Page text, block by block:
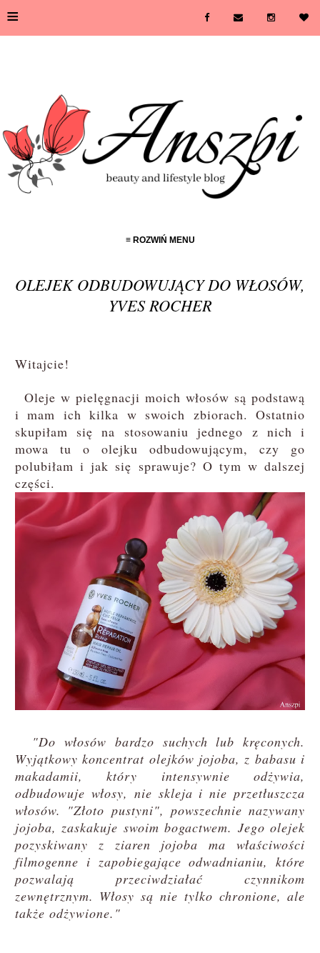
≡
≡ ROZWIŃ MENU
OLEJEK ODBUDOWUJĄCY DO WŁOSÓW,
YVES ROCHER
Witajcie!
Oleje w pielęgnacji moich włosów są podstawą
i mam ich kilka w swoich zbiorach. Ostatnio
skupiłam się na stosowaniu jednego z nich i
mowa tu o olejku odbudowującym, czy go
polubiłam i jak się sprawuje? O tym w dalszej
części.
"Do włosów bardzo suchych lub kręconych.
Wyjątkowy koncentrat olejków jojoba, z babasu i
makadamii, który intensywnie odżywia,
odbudowuje włosy, nie skleja i nie przetłuszcza
włosów. "Złoto pustyni", powszechnie nazywany
jojoba, zaskakuje swoim bogactwem. Jego olejek
pozyskiwany z ziaren jojoba ma właściwości
filmogenne i zapobiegające odwadnianiu, które
pozwalają przeciwdziałać czynnikom
zewnętrznym. Włosy są nie tylko chronione, ale
także odżywione."